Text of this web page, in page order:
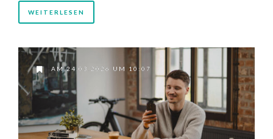
WEITERLESEN
AM 24.03.2026 UM 10:07